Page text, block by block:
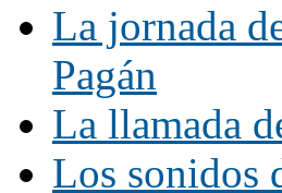
La jornada
Pagán
La llamada
Los sonidos